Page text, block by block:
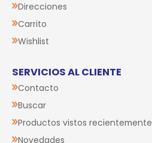
Direcciones
Carrito
Wishlist
SERVICIOS AL CLIENTE
Contacto
Buscar
Productos vistos recientemente
Novedades